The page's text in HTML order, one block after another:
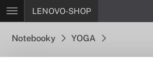
LENOVO-SHOP
Notebooky YOGA